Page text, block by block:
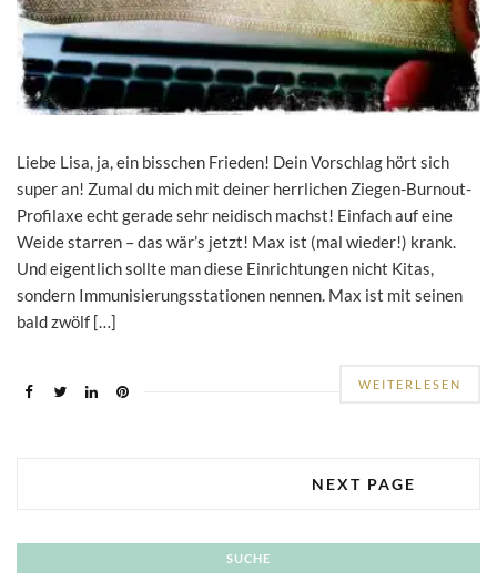
Liebe Lisa, ja, ein bisschen Frieden! Dein Vorschlag hört sich
super an! Zumal du mich mit deiner herrlichen Ziegen-Burnout-
Profilaxe echt gerade sehr neidisch machst! Einfach auf eine
Weide starren – das wär’s jetzt! Max ist (mal wieder!) krank.
Und eigentlich sollte man diese Einrichtungen nicht Kitas,
sondern Immunisierungsstationen nennen. Max ist mit seinen
bald zwölf […]
WEITERLESEN
NEXT PAGE
SUCHE